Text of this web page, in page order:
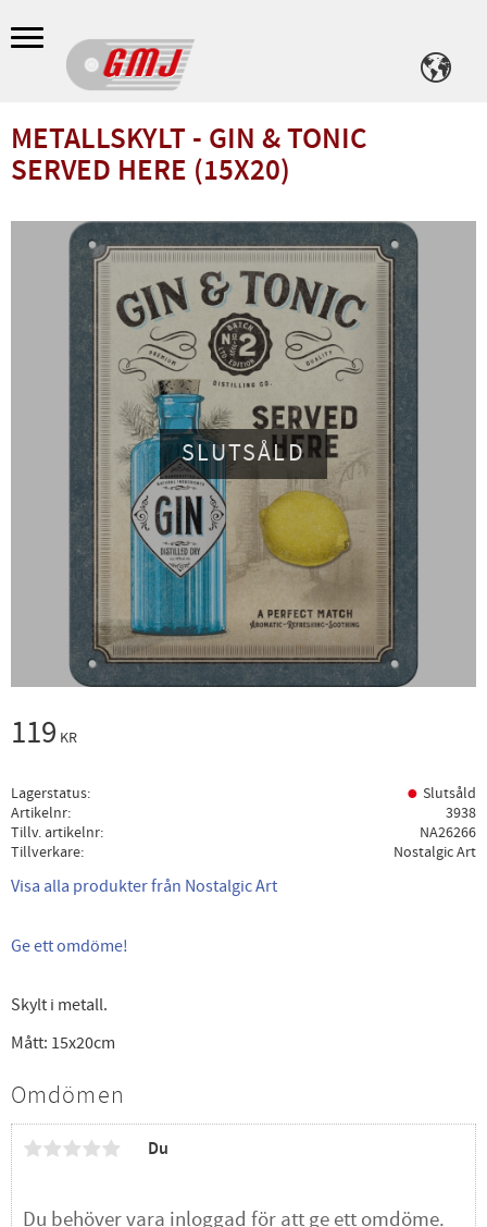
Meny
METALLSKYLT - GIN & TONIC
SERVED HERE (15X20)
SLUTSÅLD
119 KR
Lagerstatus
Slutsåld
Artikelnr
3938
Tillv. artikelnr
NA26266
Tillverkare
Nostalgic Art
Visa alla produkter från Nostalgic Art
Ge ett omdöme!
Skylt i metall.
Mått: 15x20cm
Omdömen
Du